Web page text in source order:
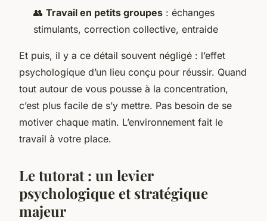
👥 Travail en petits groupes : échanges
stimulants, correction collective, entraide
Et puis, il y a ce détail souvent négligé : l’effet
psychologique d’un lieu conçu pour réussir. Quand
tout autour de vous pousse à la concentration,
c’est plus facile de s’y mettre. Pas besoin de se
motiver chaque matin. L’environnement fait le
travail à votre place.
Le tutorat : un levier
psychologique et stratégique
majeur